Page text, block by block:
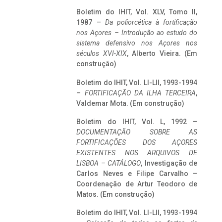
Boletim do IHIT, Vol. XLV, Tomo II,
1987 – Da poliorcética à fortificação
nos Açores – Introdução ao estudo do
sistema defensivo nos Açores nos
séculos XVI-XIX, Alberto Vieira. (Em
construção)
Boletim do IHIT, Vol. LI-LII, 1993-1994
– FORTIFICAÇÃO DA ILHA TERCEIRA,
Valdemar Mota. (Em construção)
Boletim do IHIT, Vol. L, 1992 –
DOCUMENTAÇÃO SOBRE AS
FORTIFICAÇÕES DOS AÇORES
EXISTENTES NOS ARQUIVOS DE
LISBOA – CATÁLOGO, Investigação de
Carlos Neves e Filipe Carvalho –
Coordenação de Artur Teodoro de
Matos. (Em construção)
Boletim do IHIT, Vol. LI-LII, 1993-1994